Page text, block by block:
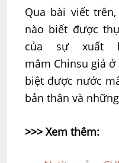
Qua bài viết
nào biết được
của sự xuất
mắm Chinsu giả ở
biệt được nước
bản thân và
>>> Xem thêm: